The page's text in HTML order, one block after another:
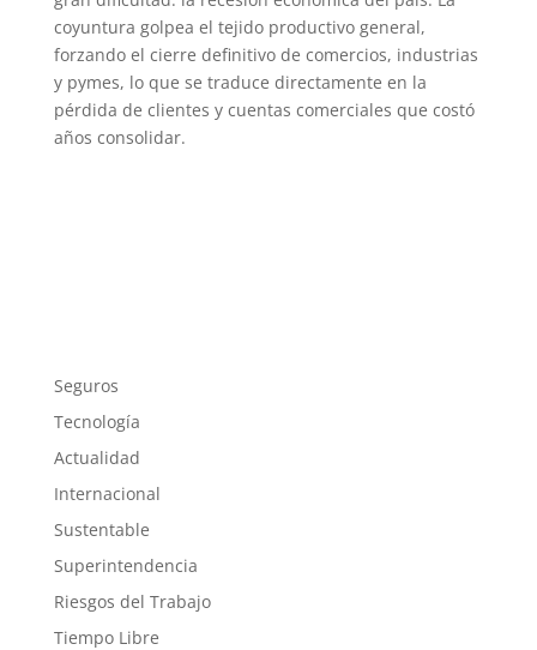
coyuntura golpea el tejido productivo general,
forzando el cierre definitivo de comercios, industrias
y pymes, lo que se traduce directamente en la
pérdida de clientes y cuentas comerciales que costó
años consolidar.
Seguros
Tecnología
Actualidad
Internacional
Sustentable
Superintendencia
Riesgos del Trabajo
Tiempo Libre